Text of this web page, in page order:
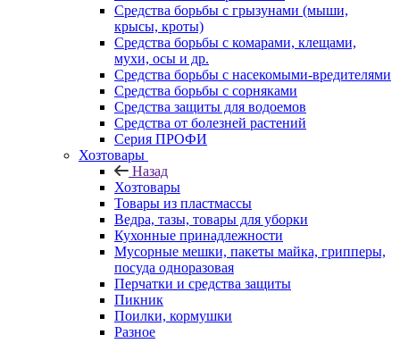
Средства борьбы с грызунами (мыши,
крысы, кроты)
Средства борьбы с комарами, клещами,
мухи, осы и др.
Средства борьбы с насекомыми-вредителями
Средства борьбы с сорняками
Средства защиты для водоемов
Средства от болезней растений
Серия ПРОФИ
Хозтовары
Назад
Хозтовары
Товары из пластмассы
Ведра, тазы, товары для уборки
Кухонные принадлежности
Мусорные мешки, пакеты майка, грипперы,
посуда одноразовая
Перчатки и средства защиты
Пикник
Поилки, кормушки
Разное